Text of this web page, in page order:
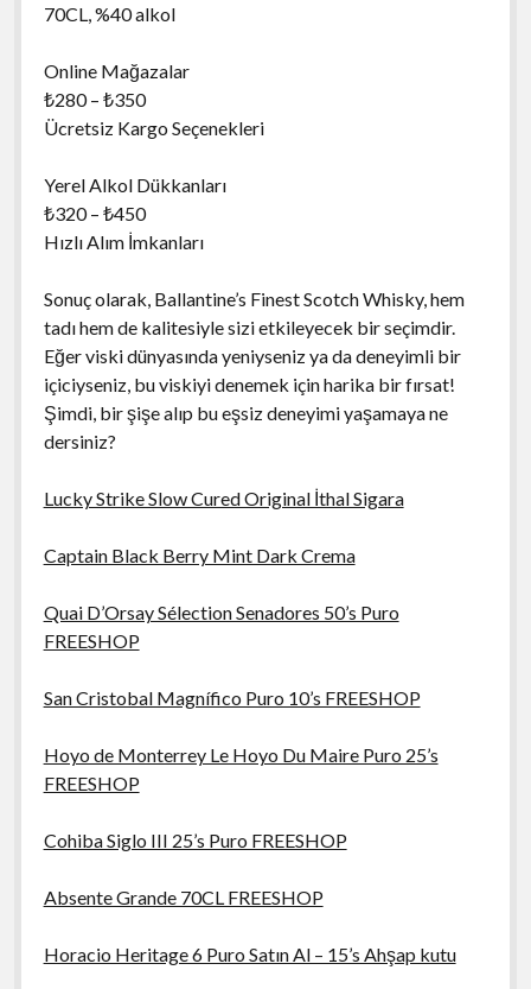
70CL, %40 alkol
Online Mağazalar
₺280 – ₺350
Ücretsiz Kargo Seçenekleri
Yerel Alkol Dükkanları
₺320 – ₺450
Hızlı Alım İmkanları
Sonuç olarak, Ballantine’s Finest Scotch Whisky, hem
tadı hem de kalitesiyle sizi etkileyecek bir seçimdir.
Eğer viski dünyasında yeniyseniz ya da deneyimli bir
içiciyseniz, bu viskiyi denemek için harika bir fırsat!
Şimdi, bir şişe alıp bu eşsiz deneyimi yaşamaya ne
dersiniz?
Lucky Strike Slow Cured Original İthal Sigara
Captain Black Berry Mint Dark Crema
Quai D’Orsay Sélection Senadores 50’s Puro
FREESHOP
San Cristobal Magnífico Puro 10’s FREESHOP
Hoyo de Monterrey Le Hoyo Du Maire Puro 25’s
FREESHOP
Cohiba Siglo III 25’s Puro FREESHOP
Absente Grande 70CL FREESHOP
Horacio Heritage 6 Puro Satın Al – 15’s Ahşap kutu